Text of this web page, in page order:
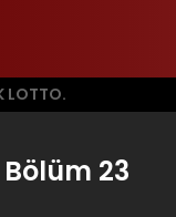
LOTTO.
23